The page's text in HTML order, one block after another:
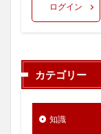
ログイン
カテゴリー
知識